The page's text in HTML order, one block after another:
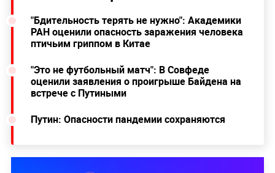
"Бдительность терять не нужно": Академики
РАН оценили опасность заражения человека
птичьим гриппом в Китае
"Это не футбольный матч": В Совфеде
оценили заявления о проигрыше Байдена на
встрече с Путиными
Путин: Опасности пандемии сохраняются